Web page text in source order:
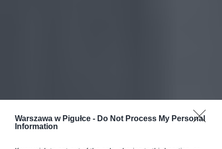
Warszawa w Pigułce - Do Not Process My Personal
Information